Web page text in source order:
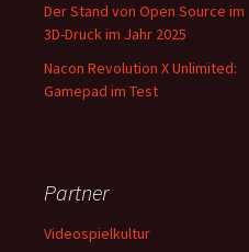
Der Stand von Open Source im
3D-Druck im Jahr 2025
Nacon Revolution X Unlimited:
Gamepad im Test
Partner
Videospielkultur